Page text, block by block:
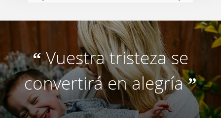
“Vuestra tristeza se
convertirá en alegría”